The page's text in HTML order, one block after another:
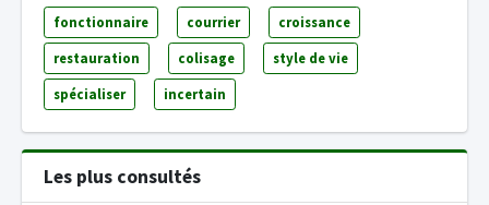
fonctionnaire courrier croissance
restauration colisage style de vie
spécialiser incertain
Les plus consultés